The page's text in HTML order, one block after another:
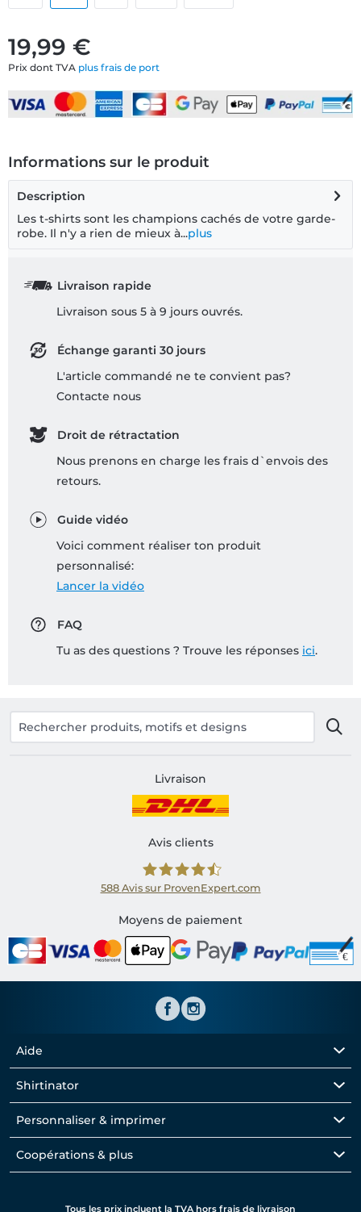
19,99 €
Prix dont TVA plus frais de port
Informations sur le produit
Description
Les t-shirts sont les champions cachés de votre garde-
robe. Il n'y a rien de mieux à...plus
Livraison rapide
Livraison sous 5 à 9 jours ouvrés.
Échange garanti 30 jours
L'article commandé ne te convient pas?
Contacte nous
Droit de rétractation
Nous prenons en charge les frais d`envois des
retours.
Guide vidéo
Voici comment réaliser ton produit
personnalisé:
Lancer la vidéo
FAQ
Tu as des questions ? Trouve les réponses ici.
Livraison
Avis clients
Shirtinator FR
588 Avis sur ProvenExpert.com
Moyens de paiement
Aide
Shirtinator
Personnaliser & imprimer
Coopérations & plus
Tous les prix incluent la TVA hors frais de livraison